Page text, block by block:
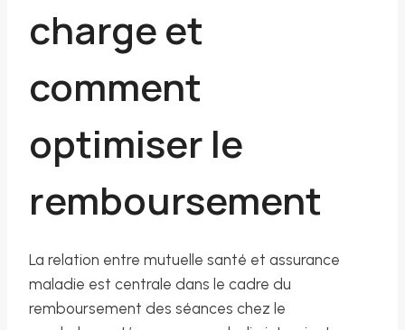
charge et
comment
optimiser le
remboursement
La relation entre mutuelle santé et assurance
maladie est centrale dans le cadre du
remboursement des séances chez le